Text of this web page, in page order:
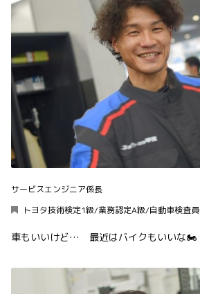
サービスエンジニア係長
トヨタ技術検定1級/業務認定A級/自動車検査員
車もいいけど… 最近はバイクもいいな🏍